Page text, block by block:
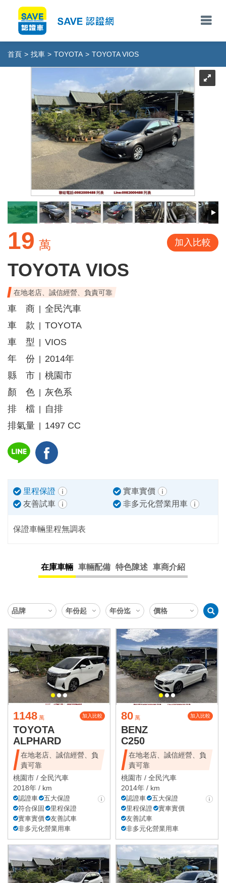
首頁 > 找車 > TOYOTA > TOYOTA VIOS
19 萬 加入比較
TOYOTA VIOS
在地老店、誠信經營、負責可靠
車 商
全民汽車
車 款
TOYOTA
車 型
VIOS
年 份
2014年
縣 市
桃園市
顏 色
灰色系
排 檔
自排
排氣量
1497 CC
里程保證
實車實價
友善試車
非多元化營業用車
保證車輛里程無調表
在庫車輛 車輛配備 特色陳述 車商介紹
1148 萬 加入比較
TOYOTA
ALPHARD
在地老店、誠信經營、負
責可靠
桃園市 / 全民汽車
2018年 / km
認證車
五大保證
符合保固
里程保證
實車實價
友善試車
非多元化營業用車
80 萬 加入比較
BENZ
C250
在地老店、誠信經營、負
責可靠
桃園市 / 全民汽車
2014年 / km
認證車
五大保證
里程保證
實車實價
友善試車
非多元化營業用車